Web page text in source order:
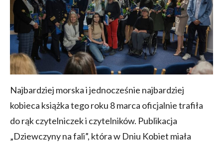
Najbardziej morska i jednocześnie najbardziej
kobieca książka tego roku 8 marca oficjalnie trafiła
do rąk czytelniczek i czytelników. Publikacja
„Dziewczyny na fali”, która w Dniu Kobiet miała